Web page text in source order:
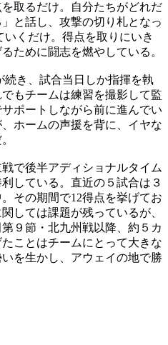
取るだけ。自分たちがどれだ
と話し、攻撃の切り札となっ
いくだけ。得点を取りにいき
ために闘志を燃やしている。
続き、試合当日しか指揮を執
もチームは練習を撮影して監
ポートしながら前に進んでい
ホームの声援を背に、イヤな
で後半アディショナルタイム
している。直近の５試合は３
その期間で12得点を挙げてお
しては課題が残っているが、
９節・北九州戦以降、約５カ
ことはチームにとって大きな
を生かし、アウェイの地で勝